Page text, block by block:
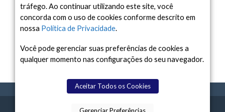
Arquivo
Arquivo
SPACE TODAY
tráfego. Ao continuar utilizando este site, você
concorda com o uso de cookies conforme descrito em
nossa Política de Privacidade.
Você pode gerenciar suas preferências de cookies a
qualquer momento nas configurações do seu navegador.
Aceitar Todos os Cookies